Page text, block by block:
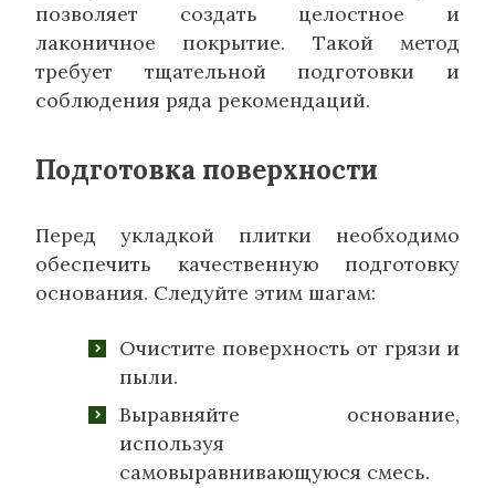
позволяет создать целостное и
лаконичное покрытие. Такой метод
требует тщательной подготовки и
соблюдения ряда рекомендаций.
Подготовка поверхности
Перед укладкой плитки необходимо
обеспечить качественную подготовку
основания. Следуйте этим шагам:
Очистите поверхность от грязи и
пыли.
Выравняйте основание,
используя
самовыравнивающуюся смесь.